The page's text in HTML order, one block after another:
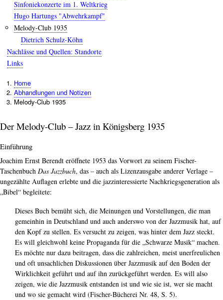
Sinfoniekonzerte im 1. Weltkrieg
Hugo Hartungs "Abwehrkampf"
Melody-Club 1935
Dietrich Schulz-Köhn
Nachlässe und Quellen: Standorte
Links
Pfadnavigation
Home
Abhandlungen und Notizen
Melody-Club 1935
Der Melody-Club – Jazz in Königsberg 1935
Einführung
Joachim Ernst Berendt eröffnete 1953 das Vorwort zu seinem Fischer-
Taschenbuch Das Jazzbuch, das – auch als Lizenzausgabe anderer Verlage –
ungezählte Auflagen erlebte und die jazzinteressierte Nachkriegsgeneration als
„Bibel“ begleitete:
Dieses Buch bemüht sich, die Meinungen und Vorstellungen, die man
gemeinhin in Deutschland und auch anderswo von der Jazzmusik hat, auf
den Kopf zu stellen. Es versucht zu zeigen, was hinter dem Jazz steckt.
Es will gleichwohl keine Propaganda für die „Schwarze Musik“ machen.
Es möchte nur dazu beitragen, dass die zahlreichen, meist unerfreulichen
und oft unsachlichen Diskussionen über Jazzmusik auf den Boden der
Wirklichkeit geführt und auf ihn zurückgeführt werden. Es will also
zeigen, wie die Jazzmusik entstanden ist und wie sie ist, wer sie macht
und wo sie gemacht wird (Fischer-Bücherei Nr. 48, S. 5).